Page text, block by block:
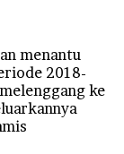
menantu
2018-
ke